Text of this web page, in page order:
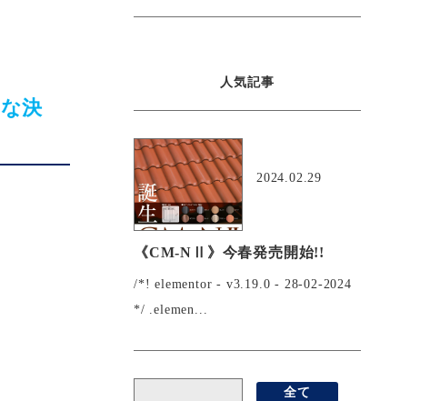
決
人気記事
2024.02.29
《CM-NⅡ》今春発売開始!!
/*! elementor - v3.19.0 - 28-02-2024
*/ .elemen...
全て